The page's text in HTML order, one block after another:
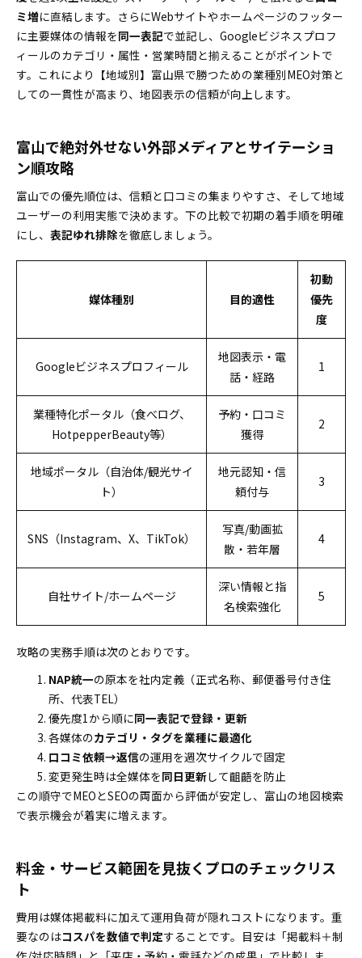
ミ増に直結します。さらにWebサイトやホームページのフッター
に主要媒体の情報を同一表記で並記し、Googleビジネスプロフ
ィールのカテゴリ・属性・営業時間と揃えることがポイントで
す。これにより【地域別】富山県で勝つための業種別MEO対策と
しての一貫性が高まり、地図表示の信頼が向上します。
富山で絶対外せない外部メディアとサイテーショ
ン順攻略
富山での優先順位は、信頼と口コミの集まりやすさ、そして地域
ユーザーの利用実態で決めます。下の比較で初期の着手順を明確
にし、 表記ゆれ排除を徹底しましょう。
媒体種別 目的適性
初動
優先
度
Googleビジネスプロフィール
地図表示・電
話・経路
1
業種特化ポータル（食べログ、
HotpepperBeauty等）
予約・口コミ
獲得
2
地域ポータル（自治体/観光サイ
ト）
地元認知・信
頼付与
3
SNS（Instagram、X、TikTok）
写真/動画拡
散・若年層
4
自社サイト/ホームページ
深い情報と指
名検索強化
5
攻略の実務手順は次のとおりです。
NAP統一の原本を社内定義（正式名称、郵便番号付き住
所、代表TEL）
優先度1から順に同一表記で登録・更新
各媒体のカテゴリ・タグを業種に最適化
口コミ依頼→返信の運用を週次サイクルで固定
変更発生時は全媒体を同日更新して齟齬を防止
この順守でMEOとSEOの両面から評価が安定し、富山の地図検索
で表示機会が着実に増えます。
料金・サービス範囲を見抜くプロのチェックリス
ト
費用は媒体掲載料に加えて運用負荷が隠れコストになります。重
要なのはコスパを数値で判定することです。目安は「掲載料＋制